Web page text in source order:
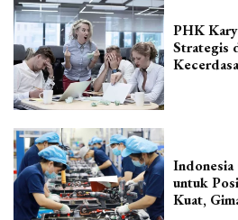
PHK
Strategis
untuk
Kuat,